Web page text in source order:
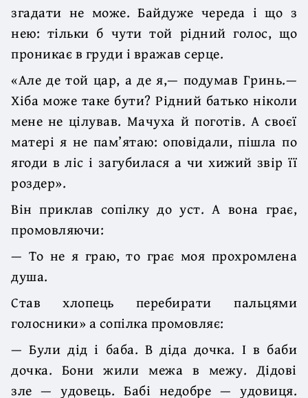
згадати не може. Байдуже череда і що з
нею: тільки б чути той рідний голос, що
проникає в груди і вражав серце.
«Але де той цар, а де я,— подумав Гринь.—
Хіба може таке бути? Рідний батько ніколи
мене не цілував. Мачуха й поготів. А своєї
матері я не пам’ятаю: оповідали, пішла по
ягоди в ліс і загубилася а чи хижий звір її
роздер».
Він приклав сопілку до уст. А вона грає,
промовляючи:
— То не я граю, то грає моя прохромлена
душа.
Став хлопець перебирати пальцями
голосники» а сопілка промовляє:
— Були дід і баба. В діда дочка. І в баби
дочка. Бони жили межа в межу. Дідові
зле — удовець. Бабі недобре — удовиця.